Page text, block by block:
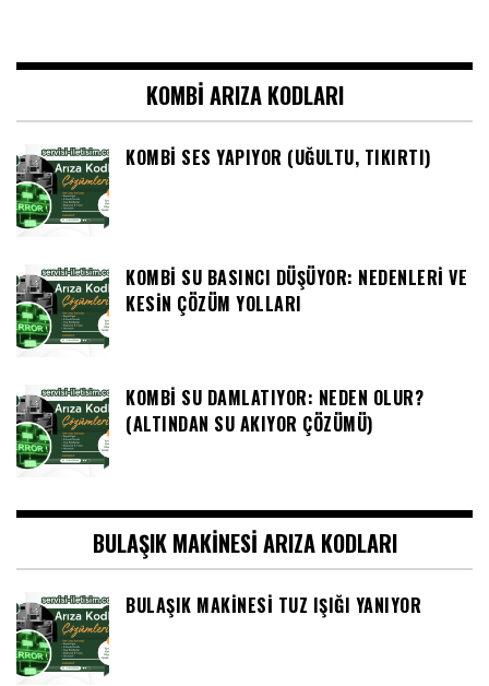
KOMBI ARIZA KODLARI
KOMBI SES YAPIYOR (UĞULTU, TIKIRTI)
KOMBI SU BASINCI DÜŞÜYOR: NEDENLERI VE
KESIN ÇÖZÜM YOLLARI
KOMBI SU DAMLATIYOR: NEDEN OLUR?
(ALTINDAN SU AKIYOR ÇÖZÜMÜ)
BULAŞIK MAKINESI ARIZA KODLARI
BULAŞIK MAKINESI TUZ IŞIĞI YANIYOR